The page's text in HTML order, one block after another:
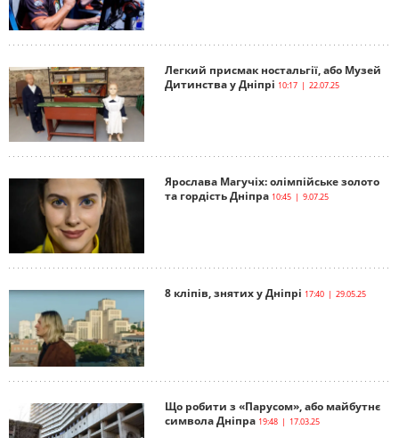
Легкий присмак ностальгії, або Музей
Дитинства у Дніпрі 10:17 | 22.07.25
Ярослава Магучіх: олімпійське золото
та гордість Дніпра 10:45 | 9.07.25
8 кліпів, знятих у Дніпрі 17:40 | 29.05.25
Що робити з «Парусом», або майбутнє
символа Дніпра 19:48 | 17.03.25